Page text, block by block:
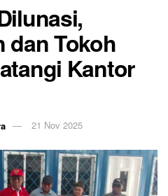
dan Tokoh
Kantor
21 Nov 2025